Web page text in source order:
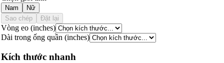
Nam
Nữ
Sao chép
Đặt lại
Vòng eo (inches)
Dài trong ống quần (inches)
Kích thước nhanh